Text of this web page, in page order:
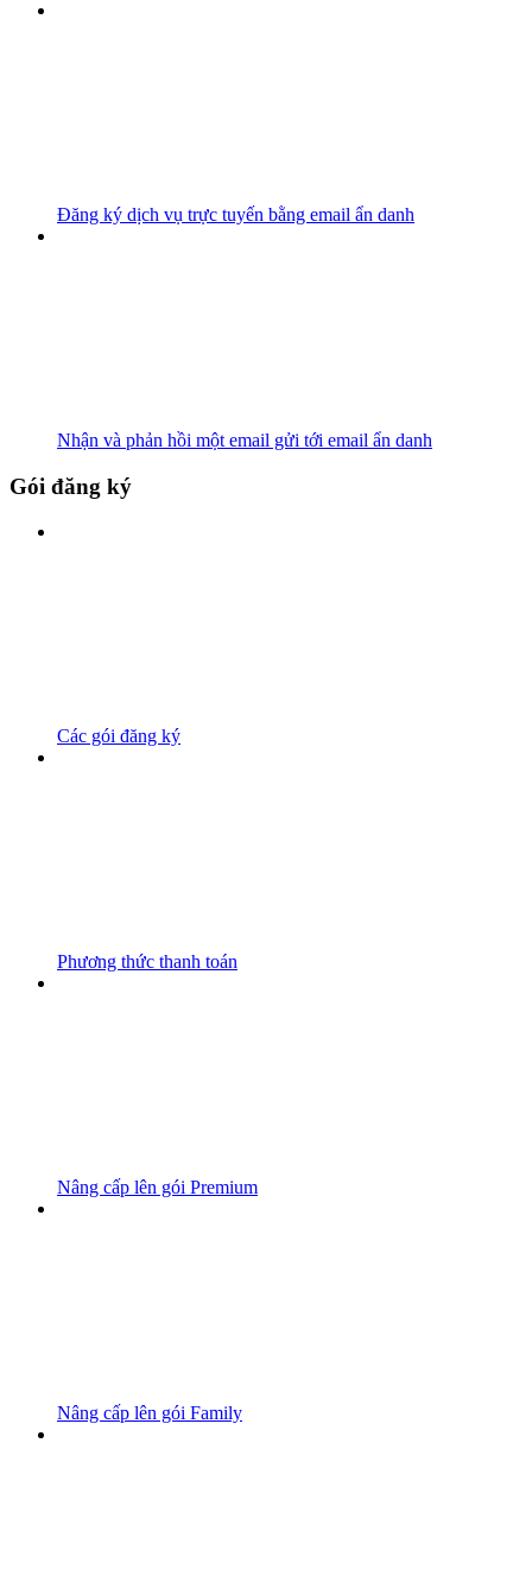
Đăng ký dịch vụ trực tuyến bằng email ẩn danh
Nhận và phản hồi một email gửi tới email ẩn danh
Gói đăng ký
Các gói đăng ký
Phương thức thanh toán
Nâng cấp lên gói Premium
Nâng cấp lên gói Family